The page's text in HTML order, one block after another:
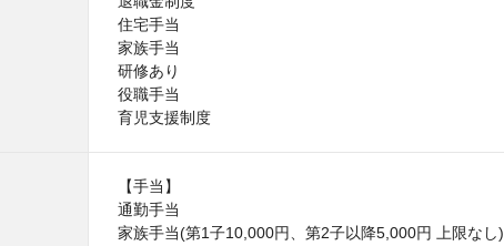
住宅手当
家族手当
研修あり
役職手当
育児支援制度
【手当】
通勤手当
家族手当(第1子10,000円、第2子以降5,000円 上限なし)